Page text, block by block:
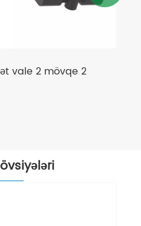
vale 2 mövqe 2